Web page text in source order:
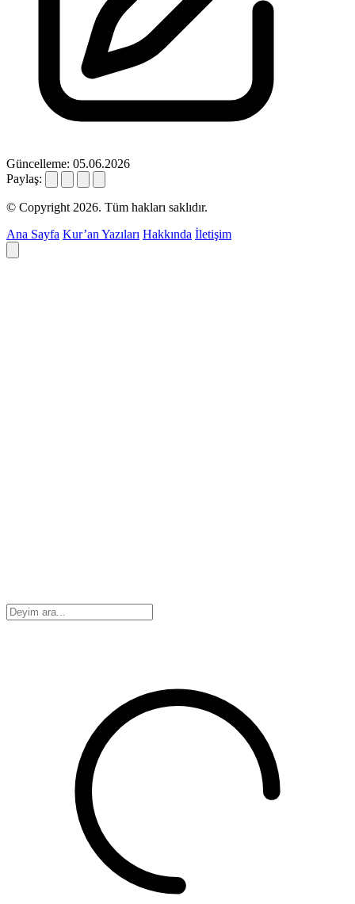
Güncelleme: 05.06.2026
Paylaş:
© Copyright 2026. Tüm hakları saklıdır.
Ana Sayfa Kur’an Yazıları Hakkında İletişim